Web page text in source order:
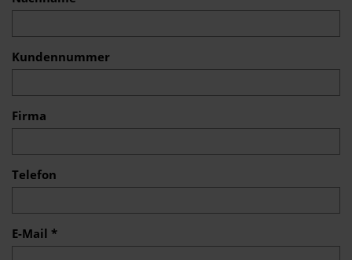
Kundennummer
Firma
Telefon
E-Mail *